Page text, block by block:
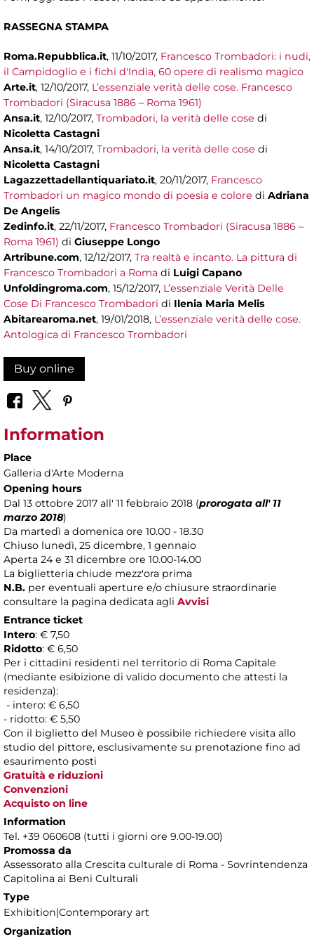
RASSEGNA STAMPA
Roma.Repubblica.it, 11/10/2017, Francesco Trombadori: i nudi,
il Campidoglio e i fichi d'India, 60 opere di realismo magico
Arte.it, 12/10/2017, L’essenziale verità delle cose. Francesco
Trombadori (Siracusa 1886 – Roma 1961)
Ansa.it, 12/10/2017, Trombadori, la verità delle cose di
Nicoletta Castagni
Ansa.it, 14/10/2017, Trombadori, la verità delle cose di
Nicoletta Castagni
Lagazzettadellantiquariato.it, 20/11/2017, Francesco
Trombadori un magico mondo di poesia e colore di Adriana
De Angelis
Zedinfo.it, 22/11/2017, Francesco Trombadori (Siracusa 1886 –
Roma 1961) di Giuseppe Longo
Artribune.com, 12/12/2017, Tra realtà e incanto. La pittura di
Francesco Trombadori a Roma di Luigi Capano
Unfoldingroma.com, 15/12/2017, L’essenziale Verità Delle
Cose Di Francesco Trombadori di Ilenia Maria Melis
Abitarearoma.net, 19/01/2018, L’essenziale verità delle cose.
Antologica di Francesco Trombadori
Buy online
Information
Place
Galleria d'Arte Moderna
Opening hours
Dal 13 ottobre 2017 all' 11 febbraio 2018 (prorogata all' 11
marzo 2018)
Da martedì a domenica ore 10.00 - 18.30
Chiuso lunedì, 25 dicembre, 1 gennaio
Aperta 24 e 31 dicembre ore 10.00-14.00
La biglietteria chiude mezz'ora prima
N.B. per eventuali aperture e/o chiusure straordinarie
consultare la pagina dedicata agli Avvisi
Entrance ticket
Intero: € 7,50
Ridotto: € 6,50
Per i cittadini residenti nel territorio di Roma Capitale
(mediante esibizione di valido documento che attesti la
residenza):
- intero: € 6,50
- ridotto: € 5,50
Con il biglietto del Museo è possibile richiedere visita allo
studio del pittore, esclusivamente su prenotazione fino ad
esaurimento posti
Gratuità e riduzioni
Convenzioni
Acquisto on line
Information
Tel. +39 060608 (tutti i giorni ore 9.00-19.00)
Promossa da
Assessorato alla Crescita culturale di Roma - Sovrintendenza
Capitolina ai Beni Culturali
Type
Exhibition|Contemporary art
Organization